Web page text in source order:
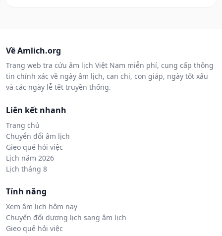
Về Amlich.org
Trang web tra cứu âm lịch Việt Nam miễn phí, cung cấp thông
tin chính xác về ngày âm lịch, can chi, con giáp, ngày tốt xấu
và các ngày lễ tết truyền thống.
Liên kết nhanh
Trang chủ
Chuyển đổi âm lịch
Gieo quẻ hỏi việc
Lịch năm 2026
Lịch tháng 8
Tính năng
Xem âm lịch hôm nay
Chuyển đổi dương lịch sang âm lịch
Gieo quẻ hỏi việc